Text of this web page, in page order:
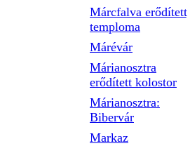
Márcfalva erődített
temploma
Márévár
Márianosztra
erődített kolostor
Márianosztra:
Bibervár
Markaz